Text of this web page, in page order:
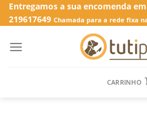
SkipEntregamos a sua encomenda
219617649 Chamada para a rede fixa
CARRINHO